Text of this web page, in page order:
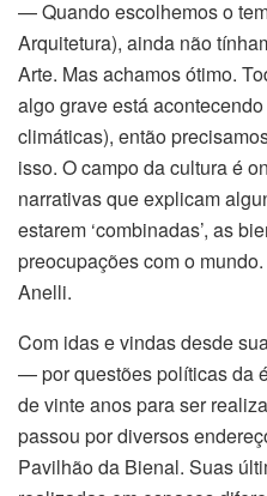
— Quando escolhemos o
Arquitetura), ainda não
Arte. Mas achamos ótimo.
algo grave está
climáticas), então
isso. O campo da cultura é
narrativas que explicam
estarem ‘combinadas’, as
preocupações com o
Anelli.
Com idas e vindas desde
— por questões políticas da
de vinte anos para ser
passou por diversos
Pavilhão da Bienal. Suas